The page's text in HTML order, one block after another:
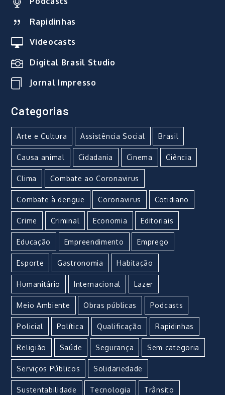
Rapidinhas
Videocasts
Digital Brasil Studio
Jornal Impresso
Categorias
Arte e Cultura Assistência Social Brasil
Causa animal Cidadania Cinema Ciência
Clima Combate ao Coronavirus
Combate à dengue Coronavirus Cotidiano
Crime Criminal Economia Editoriais
Educação Empreendimento Emprego
Esporte Gastronomia Habitação
Humanitário Internacional Lazer
Meio Ambiente Obras públicas Podcasts
Policial Política Qualificação Rapidinhas
Religião Saúde Segurança Sem categoria
Serviços Públicos Solidariedade
Sustentabilidade Tecnologia Trânsito